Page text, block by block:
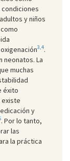
y niños
3,4.
neonatos. La
muchas
éxito
y
. Por lo tanto,
las
la práctica